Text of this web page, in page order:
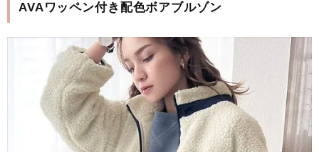
AVAワッペン付き配色ボアブルゾン